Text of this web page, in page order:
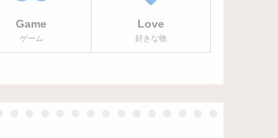
Game
ゲーム
Love
好きな物